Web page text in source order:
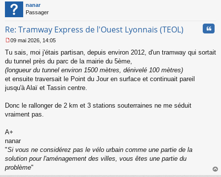
o
n
l
nanar
Passager
Re: Tramway Express de l'Ouest Lyonnais (TEOL)
e
s
s
g
e
o
n
09 mai 2026, 14:05
Tu sais, moi j'étais partisan, depuis environ 2012, d'un tramway qui sortait
du tunnel près du parc de la mairie du 5ème,
(longueur du tunnel environ 1500 mètres, dénivelé 100 mètres)
et ensuite traversait le Point du Jour en surface et continuait pareil
jusqu'à Alaï et Tassin centre.
Donc le rallonger de 2 km et 3 stations souterraines ne me séduit
vraiment pas.
A+
nanar
"Si vous ne considérez pas le vélo urbain comme une partie de la
solution pour l'aménagement des villes, vous êtes une partie du
problème"